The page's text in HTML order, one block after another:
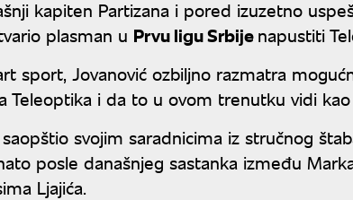
kapiten Partizana i pored izuzetno
plasman u Prvu ligu Srbijenapustiti
sport, Jovanović ozbiljno razmatra
Teleoptika i da to u ovom trenutku vidi
svojim saradnicima iz stručnog
posle današnjeg sastanka između
Ljajića.